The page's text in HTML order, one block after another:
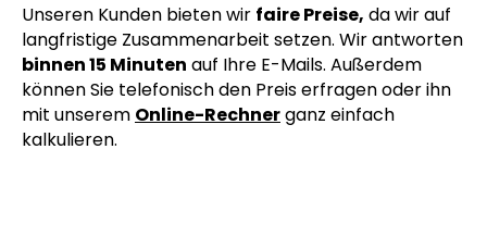
Unseren Kunden bieten wir faire Preise, da wir auf
langfristige Zusammenarbeit setzen. Wir antworten
binnen 15 Minuten auf Ihre E-Mails. Außerdem
können Sie telefonisch den Preis erfragen oder ihn
mit unserem Online-Rechnerganz einfach
kalkulieren.